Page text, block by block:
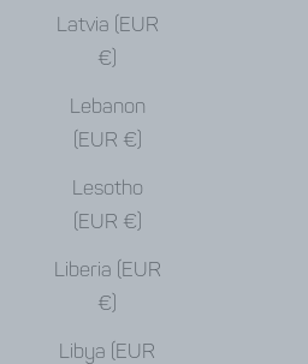
Latvia (EUR
€)
Lebanon
(EUR €)
Lesotho
(EUR €)
Liberia (EUR
€)
Libya (EUR